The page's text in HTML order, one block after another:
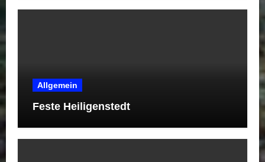
Allgemein
Feste Heiligenstedt